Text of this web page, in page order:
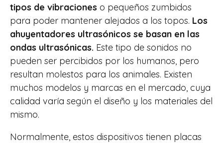
tipos de vibraciones o pequeños zumbidos
para poder mantener alejados a los topos. Los
ahuyentadores ultrasónicos se basan en las
ondas ultrasónicas. Este tipo de sonidos no
pueden ser percibidos por los humanos, pero
resultan molestos para los animales. Existen
muchos modelos y marcas en el mercado, cuya
calidad varía según el diseño y los materiales del
mismo.
Normalmente, estos dispositivos tienen placas